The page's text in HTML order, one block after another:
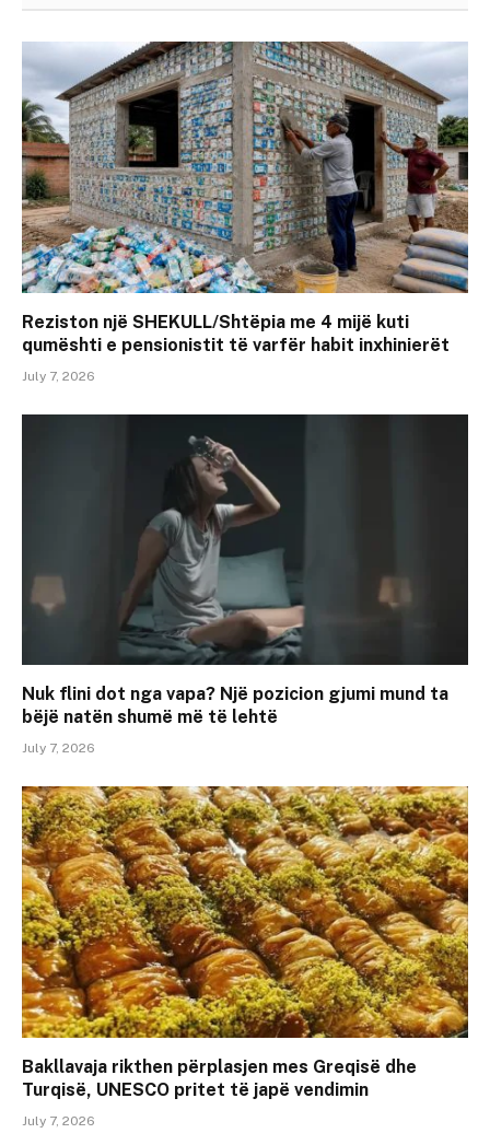
Reziston një SHEKULL/Shtëpia me 4 mijë kuti
qumështi e pensionistit të varfër habit inxhinierët
July 7, 2026
Nuk flini dot nga vapa? Një pozicion gjumi mund ta
bëjë natën shumë më të lehtë
July 7, 2026
Bakllavaja rikthen përplasjen mes Greqisë dhe
Turqisë, UNESCO pritet të japë vendimin
July 7, 2026